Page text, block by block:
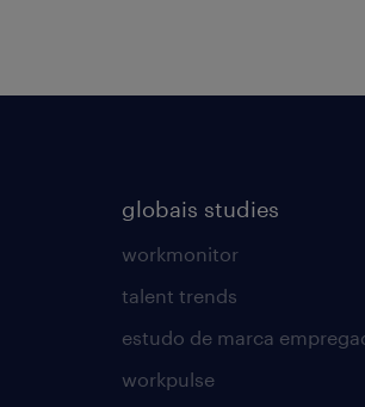
globais studies
workmonitor
talent trends
estudo de marca
workpulse